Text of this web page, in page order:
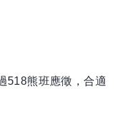
518熊班應徵，合適